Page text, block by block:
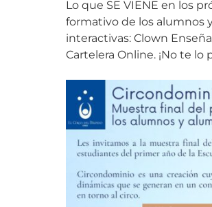
Lo que SE VIENE en los
formativo de los alumnos
interactivas: Clown
Cartelera Online. ¡No te lo